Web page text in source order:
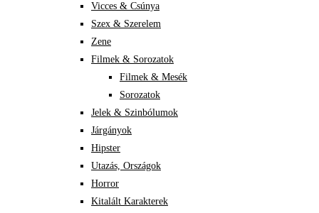
Vicces & Csúnya
Szex & Szerelem
Zene
Filmek & Sorozatok
Filmek & Mesék
Sorozatok
Jelek & Szinbólumok
Járgányok
Hipster
Utazás, Országok
Horror
Kitalált Karakterek